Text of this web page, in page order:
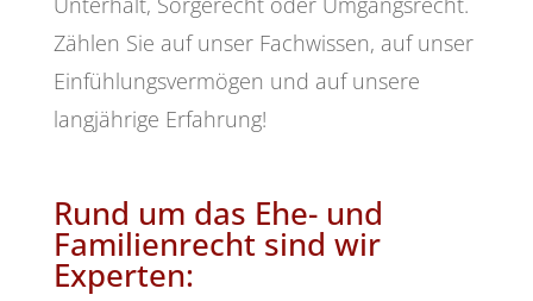
Zählen Sie auf unser Fachwissen, auf unser
Einfühlungsvermögen und auf unsere
langjährige Erfahrung!
Rund um das Ehe- und
Familienrecht sind wir
Experten: